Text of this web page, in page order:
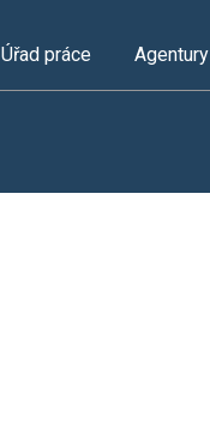
Úřad práce Agentury